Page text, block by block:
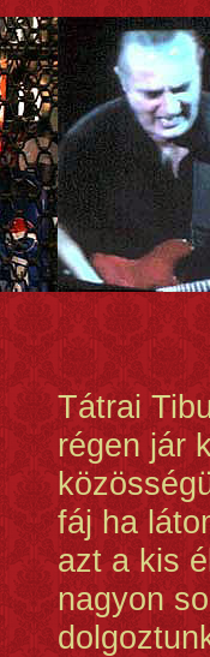
Tátrai
régen jár
fáj ha
azt a kis
nagyon